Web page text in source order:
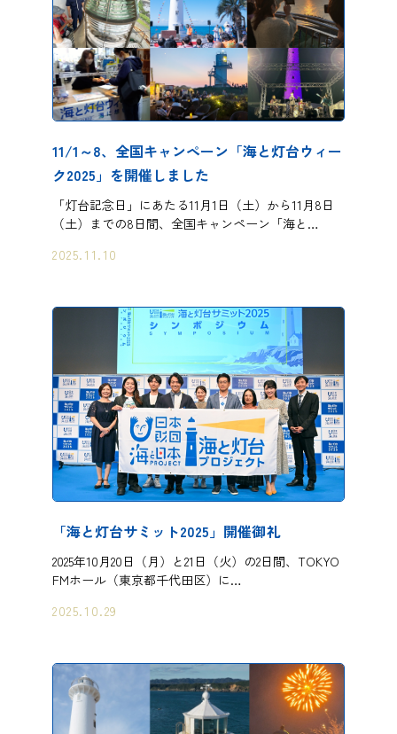
11/1～8、全国キャンペーン「海と灯台ウィー
ク2025」を開催しました
「灯台記念日」にあたる11月1日（土）から11月8日
（土）までの8日間、全国キャンペーン「海と…
2025.11.10
「海と灯台サミット2025」開催御礼
2025年10月20日（月）と21日（火）の2日間、TOKYO
FMホール（東京都千代田区）に…
2025.10.29